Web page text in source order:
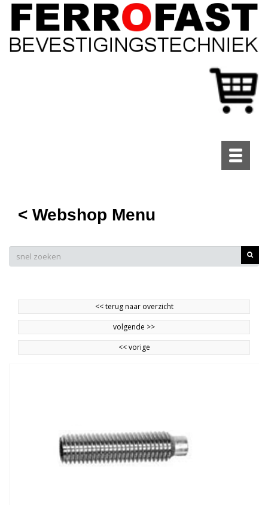
Toggle
< Webshop Menu
<<terug naar overzicht
volgende >>
<<vorige